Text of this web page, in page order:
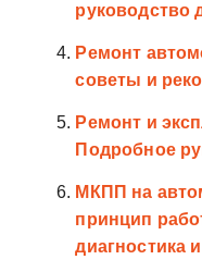
руководство
Ремонт
советы и
Ремонт и
Подробное
МКПП на
принцип
диагностика